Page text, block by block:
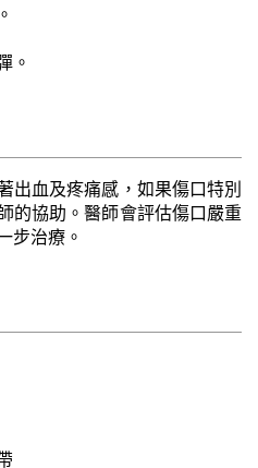
。
出血及疼痛感，如果傷口特別
的協助。醫師會評估傷口嚴重
步治療。